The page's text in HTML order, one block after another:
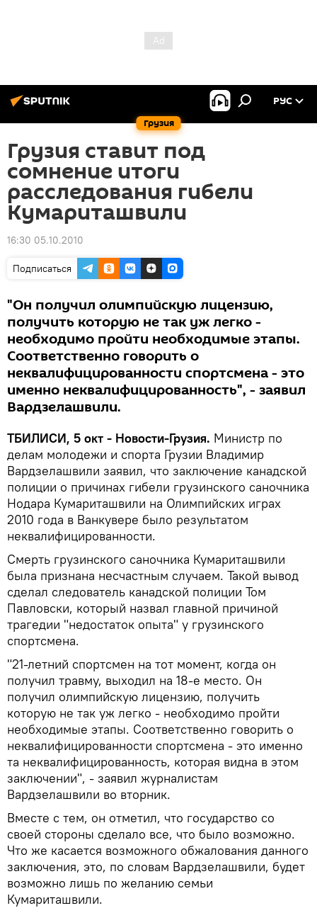
Грузия
РУС
Грузия ставит под
сомнение итоги
расследования гибели
Кумариташвили
16:30 05.10.2010
Подписаться
"Он получил олимпийскую лицензию,
получить которую не так уж легко -
необходимо пройти необходимые этапы.
Соответственно говорить о
неквалифицированности спортсмена - это
именно неквалифицированность", - заявил
Вардзелашвили.
ТБИЛИСИ, 5 окт - Новости-Грузия. Министр по
делам молодежи и спорта Грузии Владимир
Вардзелашвили заявил, что заключение канадской
полиции о причинах гибели грузинского саночника
Нодара Кумариташвили на Олимпийских играх
2010 года в Ванкувере было результатом
неквалифицированности.
Смерть грузинского саночника Кумариташвили
была признана несчастным случаем. Такой вывод
сделал следователь канадской полиции Том
Павловски, который назвал главной причиной
трагедии "недостаток опыта" у грузинского
спортсмена.
"21-летний спортсмен на тот момент, когда он
получил травму, выходил на 18-е место. Он
получил олимпийскую лицензию, получить
которую не так уж легко - необходимо пройти
необходимые этапы. Соответственно говорить о
неквалифицированности спортсмена - это именно
та неквалифицированность, которая видна в этом
заключении", - заявил журналистам
Вардзелашвили во вторник.
Вместе с тем, он отметил, что государство со
своей стороны сделало все, что было возможно.
Что же касается возможного обжалования данного
заключения, это, по словам Вардзелашвили, будет
возможно лишь по желанию семьи
Кумариташвили.